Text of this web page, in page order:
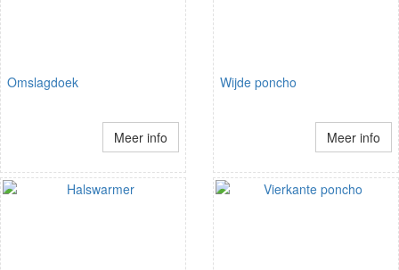
Omslagdoek
Meer info
Wijde poncho
Meer info